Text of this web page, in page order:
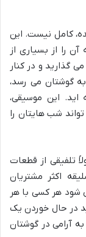
کامل نیست. این
را از بسیاری از
گذارید و در کنار
گوشتان می رسد،
این موسیقی،
شب هایتان را
تلفیقی از قطعات
اکثر مشتریان
شود هر کسی با هر
در حال خوردن یک
آرامی در گوشتان